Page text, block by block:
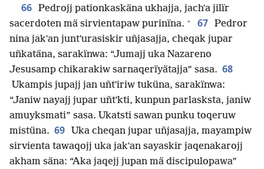
66 Pedrojj pationkaskäna ukhajja, jachʼa jilïr
sacerdoten mä sirvientapaw purinïna. + 67 Pedror
nina jakʼan juntʼurasiskir uñjasajja, cheqak jupar
uñkatäna, sarakïnwa: “Jumajj uka Nazareno
Jesusamp chikarakiw sarnaqerïyätajja” sasa. 68
Ukampis jupajj jan uñtʼiriw tuküna, sarakïnwa:
“Janiw nayajj jupar uñtʼkti, kunpun parlasksta, janiw
amuyksmati” sasa. Ukatsti sawan punku toqeruw
mistüna. 69
Uka cheqan jupar uñjasajja, mayampiw
sirvienta tawaqojj uka jakʼan sayaskir jaqenakarojj
akham säna: “Aka jaqejj jupan mä discipulopawa”